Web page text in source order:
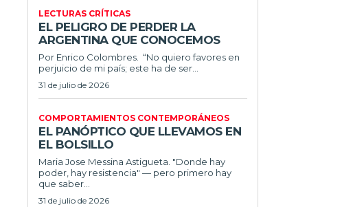
LECTURAS CRÍTICAS
EL PELIGRO DE PERDER LA
ARGENTINA QUE CONOCEMOS
Por Enrico Colombres. “No quiero favores en
perjuicio de mi país; este ha de ser...
31 de julio de 2026
COMPORTAMIENTOS CONTEMPORÁNEOS
EL PANÓPTICO QUE LLEVAMOS EN
EL BOLSILLO
Maria Jose Messina Astigueta. "Donde hay
poder, hay resistencia" — pero primero hay
que saber...
31 de julio de 2026